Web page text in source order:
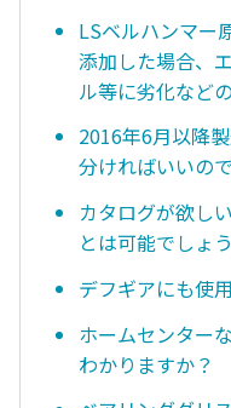
LSベルハンマー
添加した場合、
ル等に劣化など
2016年6月以降
分ければいいの
カタログが欲し
とは可能でしょ
デフギアにも使
ホームセンター
わかりますか？